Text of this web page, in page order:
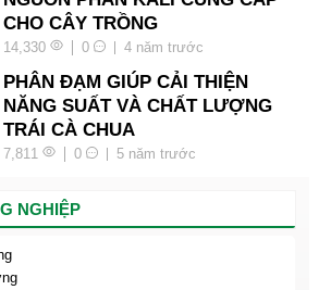
CHO CÂY TRỒNG
14,330 0 4 năm trước
PHÂN ĐẠM GIÚP CẢI THIỆN
NĂNG SUẤT VÀ CHẤT LƯỢNG
TRÁI CÀ CHUA
7,811 0 5 năm trước
NGHIỆP